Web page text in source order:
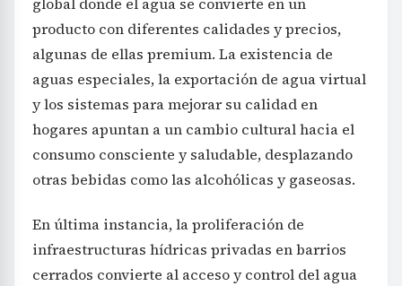
producto con diferentes calidades y precios,
algunas de ellas premium. La existencia de
aguas especiales, la exportación de agua virtual
y los sistemas para mejorar su calidad en
hogares apuntan a un cambio cultural hacia el
consumo consciente y saludable, desplazando
otras bebidas como las alcohólicas y gaseosas.
En última instancia, la proliferación de
infraestructuras hídricas privadas en barrios
cerrados convierte al acceso y control del agua